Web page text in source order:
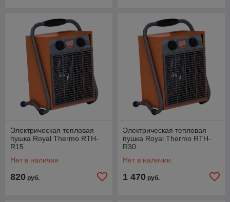
Электрическая тепловая
пушка Royal Thermo RTH-
R15
Нет в наличии
820 руб.
Электрическая тепловая
пушка Royal Thermo RTH-
R30
Нет в наличии
1 470 руб.